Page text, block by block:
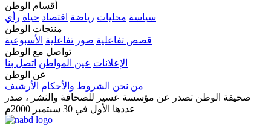
أقسام الوطن
سياسة محليات رياضة اقتصاد حياة رأي
منتجات الوطن
قصص تفاعلية صور تفاعلية الأسبوعية
تواصل مع الوطن
الإعلانات عين المواطن اتصل بنا
عن الوطن
من نحن الشروط والأحكام الأرشيف
صحيفة الوطن تصدر عن مؤسسة عسير للصحافة والنشر ، صدر
عددها الأول في 30 سبتمبر 2000م